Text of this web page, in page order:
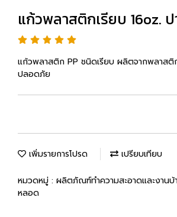
แก้วพลาสติกเรียบ 16oz.
แก้วพลาสติก PP ชนิดเรียบ ผลิตจากพลาส
ปลอดภัย
เพิ่มรายการโปรด เปรียบเทียบ
หมวดหมู่ : ผลิตภัณฑ์ทำความสะอาดและงานบ้
หลอด